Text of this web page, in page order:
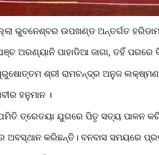
ଭୁବନେଶ୍ବର ଉପଖଣ୍ଡ ଅନ୍ତର୍ଗତ
ଅରଣ୍ୟାନି ପାହାଡିଆ ଜାଗା, ତହିଁ ପରରେ
ଶ୍ରୀ ରାମଚନ୍ଦ୍ର ଅନୁଜ ଲକ୍ଷ୍ମଣ,
ହନୁମାନ ।
ତ୍ରେତୟା ଯୁଗରେ ପିତୃ ସତ୍ୟ ପାଳନ କରି
ଅବସ୍ଥାନ କରିଛନ୍ତି। ବନବାସ ସମୟରେ